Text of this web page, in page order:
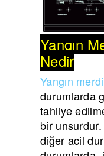
Yangın
Nedir
Yangın
durumlarda
tahliye
bir
diğer acil